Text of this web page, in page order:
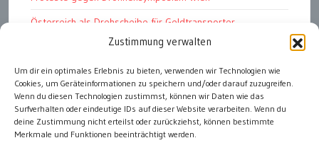
Zustimmung verwalten
Um dir ein optimales Erlebnis zu bieten, verwenden wir Technologien wie
Cookies, um Geräteinformationen zu speichern und/oder darauf zuzugreifen.
Wenn du diesen Technologien zustimmst, können wir Daten wie das
Surfverhalten oder eindeutige IDs auf dieser Website verarbeiten. Wenn du
deine Zustimmung nicht erteilst oder zurückziehst, können bestimmte
Merkmale und Funktionen beeinträchtigt werden.
Österreich als Drehscheibe für Geldtransporter
Financial Stability Report der OeNB 2026
Genug Eier fürs Osterkörberl?
Angst vor Inflation und Krieg